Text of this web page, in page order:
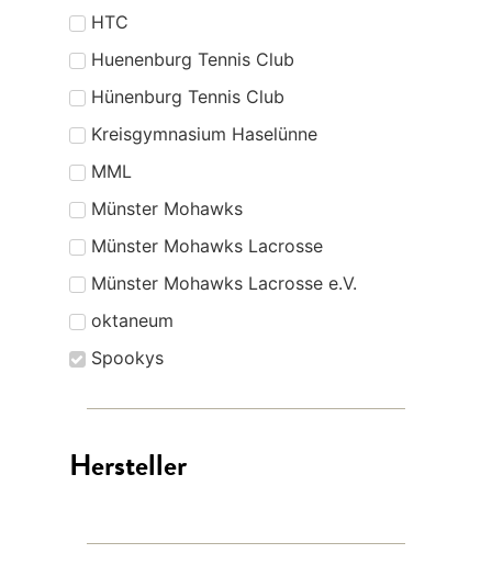
HTC
Huenenburg Tennis Club
Hünenburg Tennis Club
Kreisgymnasium Haselünne
MML
Münster Mohawks
Münster Mohawks Lacrosse
Münster Mohawks Lacrosse e.V.
oktaneum
Spookys
Hersteller